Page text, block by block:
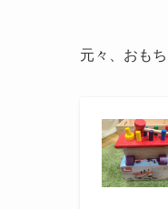
元々、おも